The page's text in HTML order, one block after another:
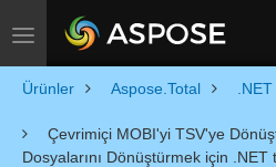
Toggle navigation
Ürünler Aspose.Total .NET
Çevrimiçi MOBI'yi TSV'ye
Dosyalarını Dönüştürmek için